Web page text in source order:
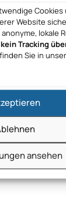
Cookies
Website
lokale
Tracking
Sie in
ansehen